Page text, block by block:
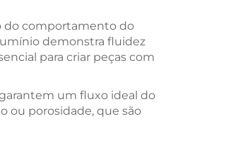
do comportamento do
demonstra fluidez
para criar peças com
um fluxo ideal do
ou porosidade, que são